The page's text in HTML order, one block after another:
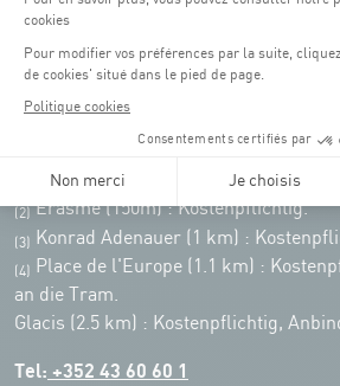
Parkplätze
(1) Parking Coque: Kostenpflichtig -3
Parken für Coque Kunden (ausser bei
An Veranstaltungstagen in der Coque stehen nur
(2) Erasme (150m) : Kostenpflichtig.
(3) Konrad Adenauer (1 km) :
(4)
Place de l'Europe (1.1 km) :
an die Tram.
Glacis (2.5 km) : Kostenpflichtig,
Tel: +352 43 60 60 1